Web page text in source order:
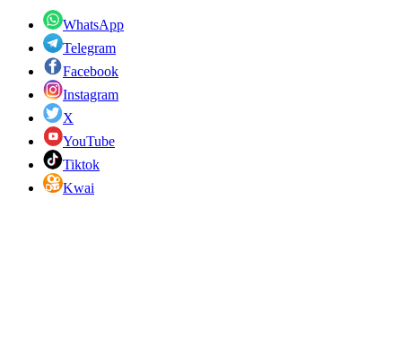
WhatsApp
Telegram
Facebook
Instagram
X
YouTube
Tiktok
Kwai